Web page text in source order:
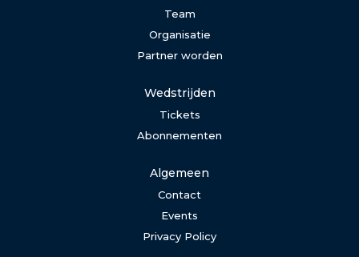
Team
Organisatie
Partner worden
Wedstrijden
Tickets
Abonnementen
Algemeen
Contact
Events
Privacy Policy